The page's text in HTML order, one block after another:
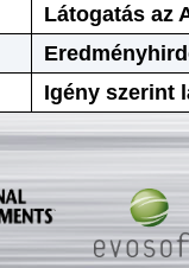
Látogatás az
Igény szerint